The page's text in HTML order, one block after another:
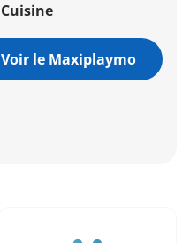
Cuisine
Voir le Maxiplaymo